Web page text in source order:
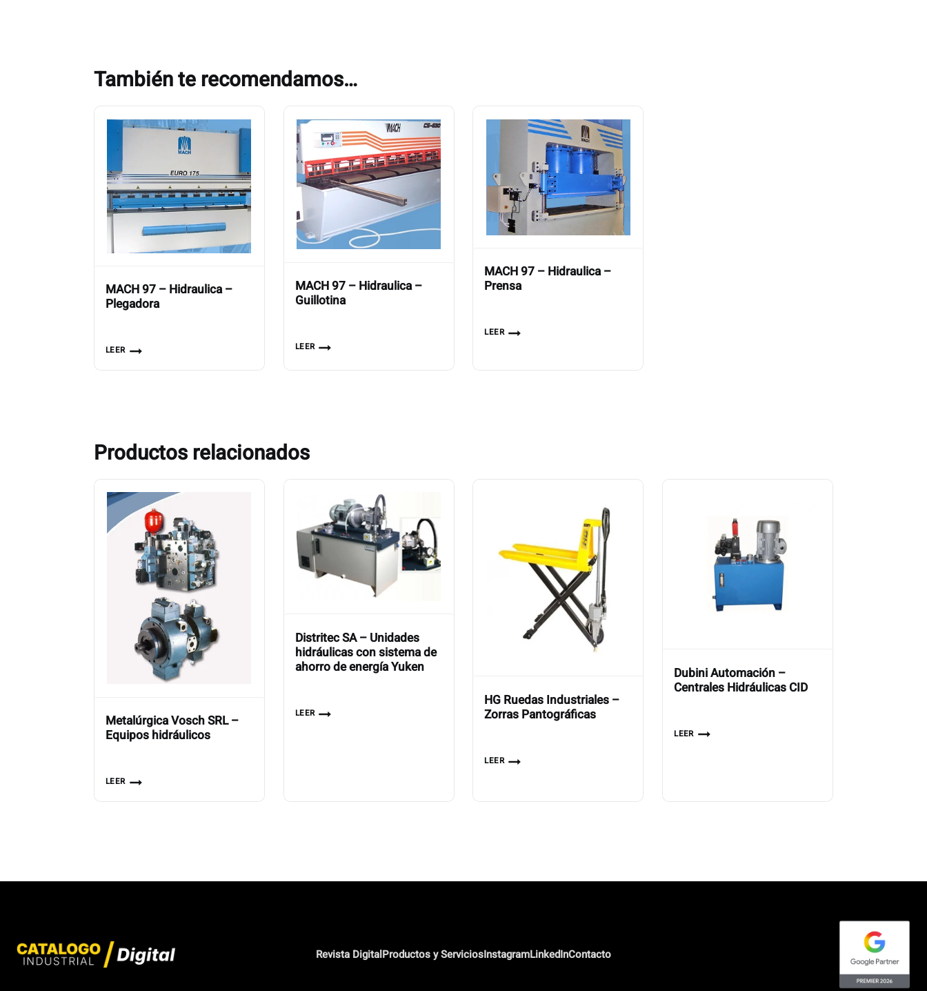
También te recomendamos…
MACH 97 – Hidraulica –
Plegadora
LEER
MACH 97 – Hidraulica –
Guillotina
LEER
MACH 97 – Hidraulica –
Prensa
LEER
Productos relacionados
Metalúrgica Vosch SRL –
Equipos hidráulicos
LEER
Distritec SA – Unidades
hidráulicas con sistema de
ahorro de energía Yuken
LEER
HG Ruedas Industriales –
Zorras Pantográficas
LEER
Dubini Automación –
Centrales Hidráulicas CID
LEER
Revista DigitalProductos y ServiciosInstagramLinkedInContacto